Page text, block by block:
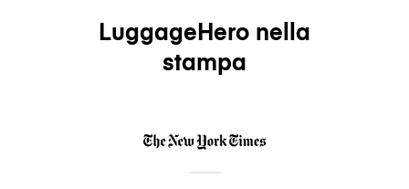
LuggageHero nella
stampa